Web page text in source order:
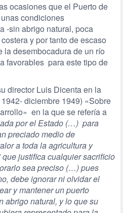
ocasiones que el Puerto de
condiciones
-sin abrigo natural, poca
y por tanto de escaso
desembocadura de un río
favorables para este tipo de
director Luis Dicenta en la
diciembre 1949) «Sobre
en la que se refería a
por el Estado (…) para
preciado medio de
a toda la agricultura y
que justifica cualquier sacrificio
sea preciso (…) pues
debe ignorar ni olvidar el
y mantener un puerto
abrigo natural, y lo que su